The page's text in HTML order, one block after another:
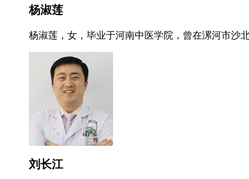
杨淑莲
杨淑莲，女，毕业于河南中医学院，曾在漯河市沙
刘长江